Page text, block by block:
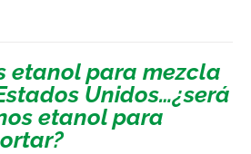
etanol para mezcla
Unidos…¿será
etanol para